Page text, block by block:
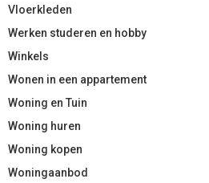
Vloerkleden
Werken studeren en hobby
Winkels
Wonen in een appartement
Woning en Tuin
Woning huren
Woning kopen
Woningaanbod